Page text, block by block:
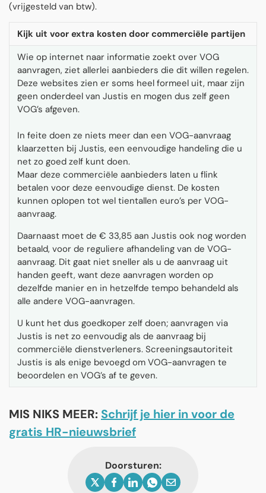
(vrijgesteld van btw).
Kijk uit voor extra kosten door commerciële partijen
Wie op internet naar informatie zoekt over VOG
aanvragen, ziet allerlei aanbieders die dit willen regelen.
Deze websites zien er soms heel formeel uit, maar zijn
geen onderdeel van Justis en mogen dus zelf geen
VOG’s afgeven.
In feite doen ze niets meer dan een VOG-aanvraag
klaarzetten bij Justis, een eenvoudige handeling die u
net zo goed zelf kunt doen.
Maar deze commerciële aanbieders laten u flink
betalen voor deze eenvoudige dienst. De kosten
kunnen oplopen tot wel tientallen euro’s per VOG-
aanvraag.
Daarnaast moet de € 33,85 aan Justis ook nog worden
betaald, voor de reguliere afhandeling van de VOG-
aanvraag. Dit gaat niet sneller als u de aanvraag uit
handen geeft, want deze aanvragen worden op
dezelfde manier en in hetzelfde tempo behandeld als
alle andere VOG-aanvragen.
U kunt het dus goedkoper zelf doen; aanvragen via
Justis is net zo eenvoudig als de aanvraag bij
commerciële dienstverleners. Screeningsautoriteit
Justis is als enige bevoegd om VOG-aanvragen te
beoordelen en VOG’s af te geven.
MIS NIKS MEER: Schrijf je hier in voor de
gratis HR-nieuwsbrief
Doorsturen: